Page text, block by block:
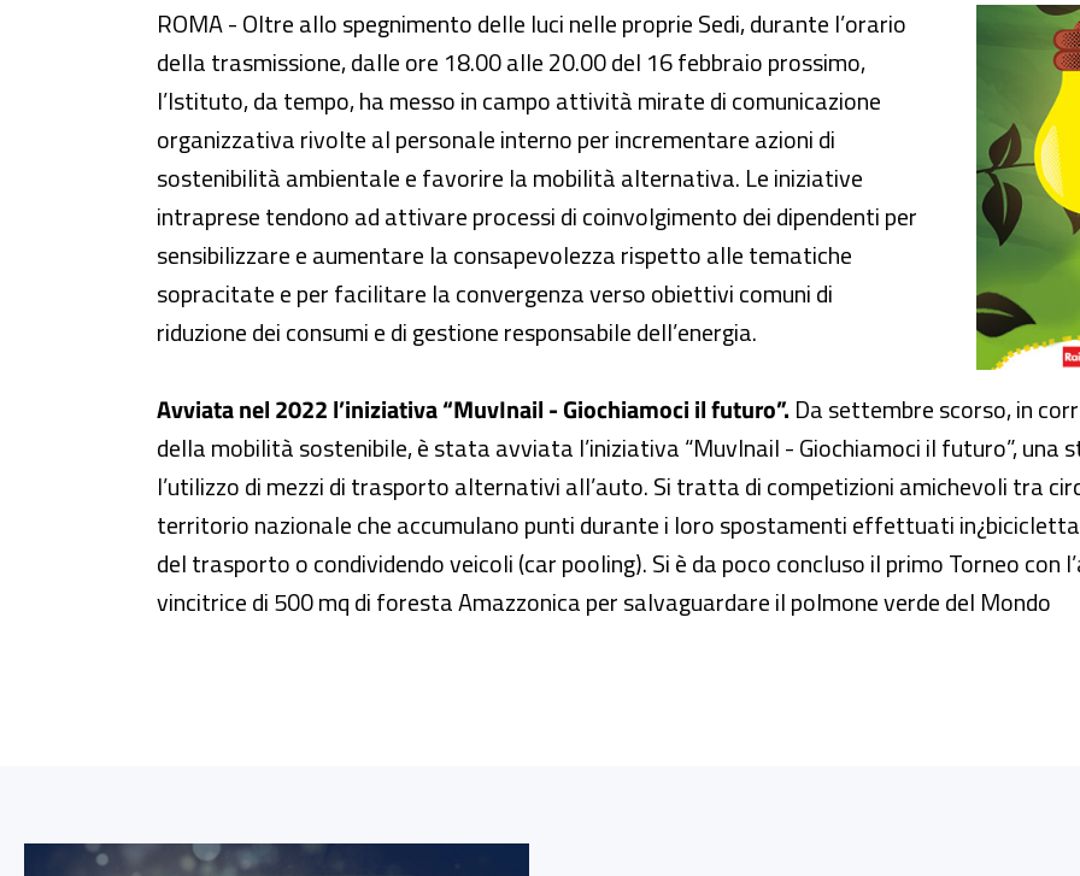
Con “Spegni la luce, accendi il futuro” l’Inail aderisce alla 19° edizione
ROMA - Oltre allo spegnimento delle luci nelle proprie Sedi, durante l’orario
della trasmissione, dalle ore 18.00 alle 20.00 del 16 febbraio prossimo,
l’Istituto, da tempo, ha messo in campo attività mirate di comunicazione
organizzativa rivolte al personale interno per incrementare azioni di
sostenibilità ambientale e favorire la mobilità alternativa. Le iniziative
intraprese tendono ad attivare processi di coinvolgimento dei dipendenti per
sensibilizzare e aumentare la consapevolezza rispetto alle tematiche
sopracitate e per facilitare la convergenza verso obiettivi comuni di
riduzione dei consumi e di gestione responsabile dell’energia.
Avviata nel 2022 l’iniziativa “MuvInail - Giochiamoci il futuro”. Da settembre scorso, in
della mobilità sostenibile, è stata avviata l’iniziativa “MuvInail - Giochiamoci il futuro”, una
l’utilizzo di mezzi di trasporto alternativi all’auto. Si tratta di competizioni amichevoli tra
territorio nazionale che accumulano punti durante i loro spostamenti effettuati
del trasporto o condividendo veicoli (car pooling). Si è da poco concluso il primo Torneo con
vincitrice di 500 mq di foresta Amazzonica per salvaguardare il polmone verde del Mondo
Link alla Gallery “Spegni la luce, accendi il futuro”